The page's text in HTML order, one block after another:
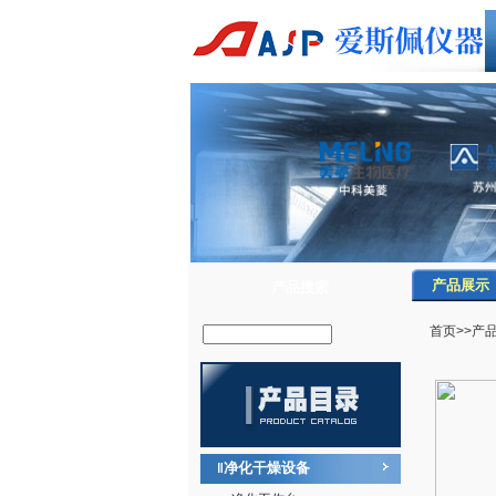
净化干燥设备
产品展示
首页>>产